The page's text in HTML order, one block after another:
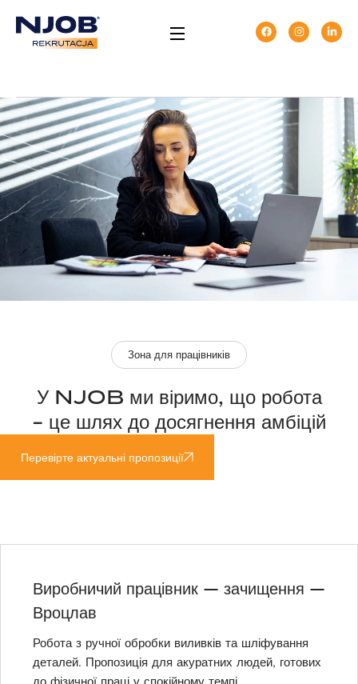
Зона для працівників
У NJOB ми віримо, що робота
- це шлях до досягнення амбіцій
Перевірте актуальні пропозиції
Виробничий працівник — зачищення —
Вроцлав
Робота з ручної обробки виливків та шліфування
деталей. Пропозиція для акуратних людей, готових
до фізичної праці у спокійному темпі.